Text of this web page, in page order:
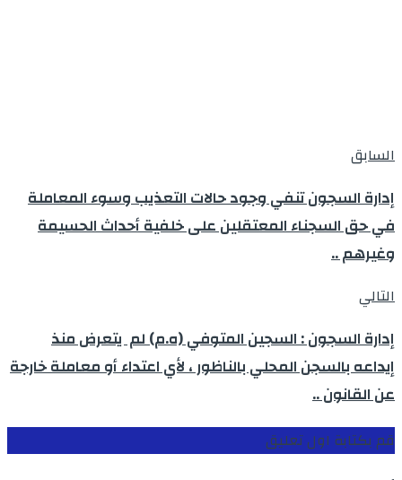
السابق
إدارة السجون تنفي وجود حالات التعذيب وسوء المعاملة
في حق السجناء المعتقلين على خلفية أحداث الحسيمة
وغيرهم ..
التالي
إدارة السجون : السجين المتوفي (ه.م) لم يتعرض منذ
إيداعه بالسجن المحلي بالناظور ، لأي اعتداء أو معاملة خارجة
عن القانون ..
قم بكتابة اول تعليق